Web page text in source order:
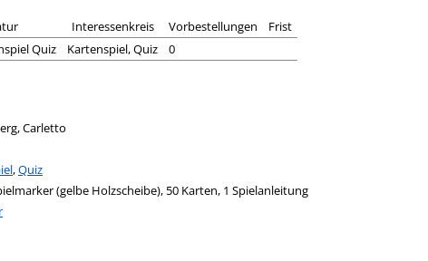
Interessenkreis Vorbestellungen
Frist
Quiz Kartenspiel, Quiz 0
Carletto
Systematik
diesem Interessenskreis
,Quiz
(gelbe Holzscheibe), 50 Karten, 1 Spielanleitung
Person